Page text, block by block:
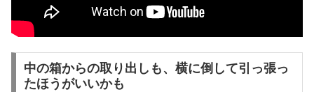
中の箱からの取り出しも、横に倒して引っ張っ
たほうがいいかも